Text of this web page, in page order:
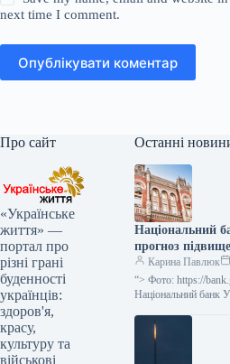
next time I comment.
Опублікувати коментар
Про сайт
«Українське
життя» —
портал про
різні грані
буденності
українців:
здоров'я,
красу,
культуру та
військові
Останні
Національний
прогноз
України у ІІІ
року до 2,1%, а
2026 року – до
Карина Павлюк
“> Фото: https://
Національний банк
“Інфляційному
оприлюднив